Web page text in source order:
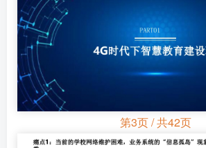
第3页 / 共42页